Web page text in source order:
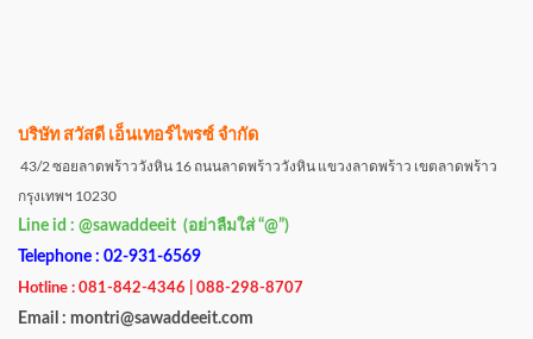
บริษัท สวัสดี เอ็นเทอร์ไพรซ์ จำกัด
43/2 ซอยลาดพร้าววังหิน 16 ถนนลาดพร้าววังหิน แขวงลาดพร้าว เขตลาดพร้าว
กรุงเทพฯ 10230
Line id : @sawaddeeit (อย่าลืมใส่ “@”)
Telephone : 02-931-6569
Hotline : 081-842-4346 | 088-298-8707
Email : montri@sawaddeeit.com